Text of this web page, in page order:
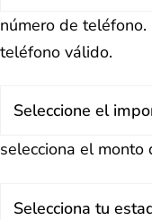
número de teléfono.
teléfono válido.
selecciona el monto